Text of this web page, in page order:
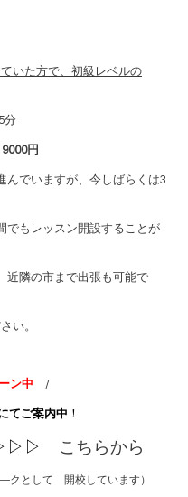
いた方で、初級レベルの
分
円
でいますが、今しばらくは3
もレッスン開設することが
隣の市まで出張も可能で
い。
ン中 /
てご案内中 ！
▷▷▷ こちらから
クとして 開校しています）